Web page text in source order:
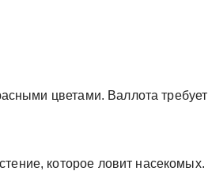
цветами. Валлота требует
которое ловит насекомых.